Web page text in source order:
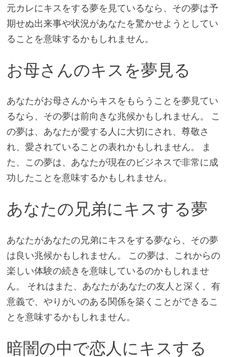
元カレにキスをする夢を見ているなら、その夢は予
期せぬ出来事や状況があなたを驚かせようとしてい
ることを意味するかもしれません。
お母さんのキスを夢見る
あなたがお母さんからキスをもらうことを夢見てい
るなら、その夢は前向きな兆候かもしれません。 こ
の夢は、あなたが愛する人に大切にされ、尊敬さ
れ、愛されていることの表れかもしれません。 ま
た、この夢は、あなたが現在のビジネスで非常に成
功したことを意味するかもしれません。
あなたの兄弟にキスする夢
あなたがあなたの兄弟にキスをする夢なら、その夢
は良い兆候かもしれません。 この夢は、これからの
楽しい体験の続きを意味しているのかもしれませ
ん。 それはまた、あなたがあなたの友人と深く、有
意義で、やりがいのある関係を築くことができるこ
とを意味するかもしれません。
暗闇の中で恋人にキスする